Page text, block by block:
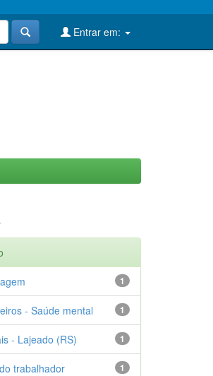
Entrar em:
1
1
- Saúde mental
1
- Lajeado (RS)
1
trabalhador